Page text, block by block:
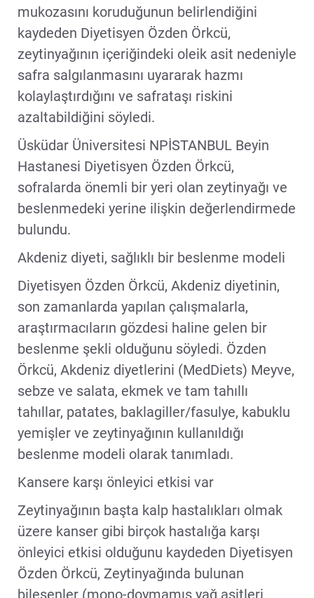
mukozasını koruduğunun belirlendiğini
kaydeden Diyetisyen Özden Örkcü,
zeytinyağının içeriğindeki oleik asit nedeniyle
safra salgılanmasını uyararak hazmı
kolaylaştırdığını ve safrataşı riskini
azaltabildiğini söyledi.
Üsküdar Üniversitesi NPİSTANBUL Beyin
Hastanesi Diyetisyen Özden Örkcü,
sofralarda önemli bir yeri olan zeytinyağı ve
beslenmedeki yerine ilişkin değerlendirmede
bulundu.
Akdeniz diyeti, sağlıklı bir beslenme modeli
Diyetisyen Özden Örkcü, Akdeniz diyetinin,
son zamanlarda yapılan çalışmalarla,
araştırmacıların gözdesi haline gelen bir
beslenme şekli olduğunu söyledi. Özden
Örkcü, Akdeniz diyetlerini (MedDiets) Meyve,
sebze ve salata, ekmek ve tam tahıllı
tahıllar, patates, baklagiller/fasulye, kabuklu
yemişler ve zeytinyağının kullanıldığı
beslenme modeli olarak tanımladı.
Kansere karşı önleyici etkisi var
Zeytinyağının başta kalp hastalıkları olmak
üzere kanser gibi birçok hastalığa karşı
önleyici etkisi olduğunu kaydeden Diyetisyen
Özden Örkcü, Zeytinyağında bulunan
bileşenler (mono-doymamış yağ asitleri